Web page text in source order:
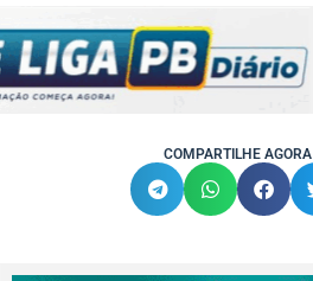
COMPARTILHE AGORA